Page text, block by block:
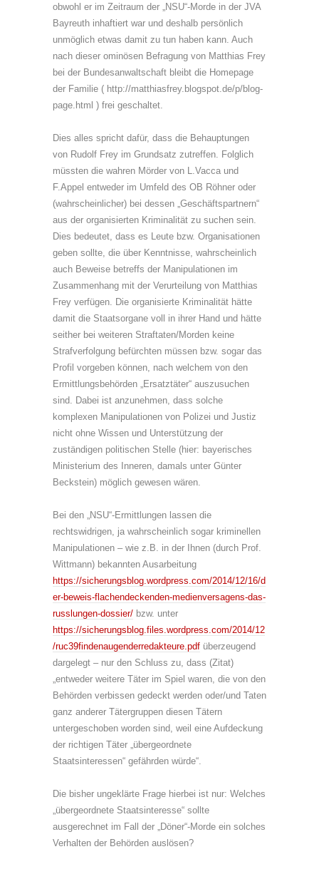
obwohl er im Zeitraum der „NSU“-Morde in der JVA
Bayreuth inhaftiert war und deshalb persönlich
unmöglich etwas damit zu tun haben kann. Auch
nach dieser ominösen Befragung von Matthias Frey
bei der Bundesanwaltschaft bleibt die Homepage
der Familie ( http://matthiasfrey.blogspot.de/p/blog-
page.html ) frei geschaltet.
Dies alles spricht dafür, dass die Behauptungen
von Rudolf Frey im Grundsatz zutreffen. Folglich
müssten die wahren Mörder von L.Vacca und
F.Appel entweder im Umfeld des OB Röhner oder
(wahrscheinlicher) bei dessen „Geschäftspartnern“
aus der organisierten Kriminalität zu suchen sein.
Dies bedeutet, dass es Leute bzw. Organisationen
geben sollte, die über Kenntnisse, wahrscheinlich
auch Beweise betreffs der Manipulationen im
Zusammenhang mit der Verurteilung von Matthias
Frey verfügen. Die organisierte Kriminalität hätte
damit die Staatsorgane voll in ihrer Hand und hätte
seither bei weiteren Straftaten/Morden keine
Strafverfolgung befürchten müssen bzw. sogar das
Profil vorgeben können, nach welchem von den
Ermittlungsbehörden „Ersatztäter“ auszusuchen
sind. Dabei ist anzunehmen, dass solche
komplexen Manipulationen von Polizei und Justiz
nicht ohne Wissen und Unterstützung der
zuständigen politischen Stelle (hier: bayerisches
Ministerium des Inneren, damals unter Günter
Beckstein) möglich gewesen wären.
Bei den „NSU“-Ermittlungen lassen die
rechtswidrigen, ja wahrscheinlich sogar kriminellen
Manipulationen – wie z.B. in der Ihnen (durch Prof.
Wittmann) bekannten Ausarbeitung
https://sicherungsblog.wordpress.com/2014/12/16/d
er-beweis-flachendeckenden-medienversagens-das-
russlungen-dossier/ bzw. unter
https://sicherungsblog.files.wordpress.com/2014/12
/ruc39findenaugenderredakteure.pdf überzeugend
dargelegt – nur den Schluss zu, dass (Zitat)
„entweder weitere Täter im Spiel waren, die von den
Behörden verbissen gedeckt werden oder/und Taten
ganz anderer Tätergruppen diesen Tätern
untergeschoben worden sind, weil eine Aufdeckung
der richtigen Täter „übergeordnete
Staatsinteressen“ gefährden würde“.
Die bisher ungeklärte Frage hierbei ist nur: Welches
„übergeordnete Staatsinteresse“ sollte
ausgerechnet im Fall der „Döner“-Morde ein solches
Verhalten der Behörden auslösen?